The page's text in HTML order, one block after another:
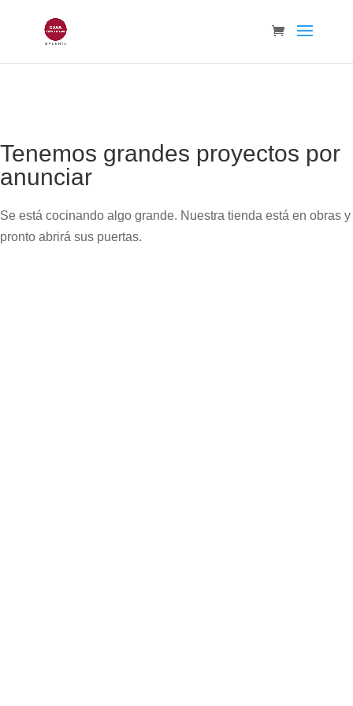
Tenemos grandes proyectos por
anunciar
Se está cocinando algo grande. Nuestra tienda está en obras y
pronto abrirá sus puertas.